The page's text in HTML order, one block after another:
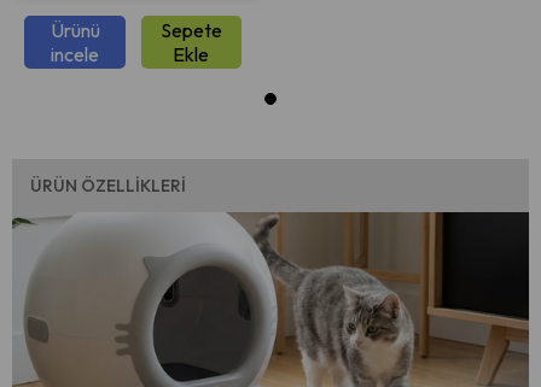
Sepete
Ekle
Ürünü
incele
ÜRÜN ÖZELLIKLERI